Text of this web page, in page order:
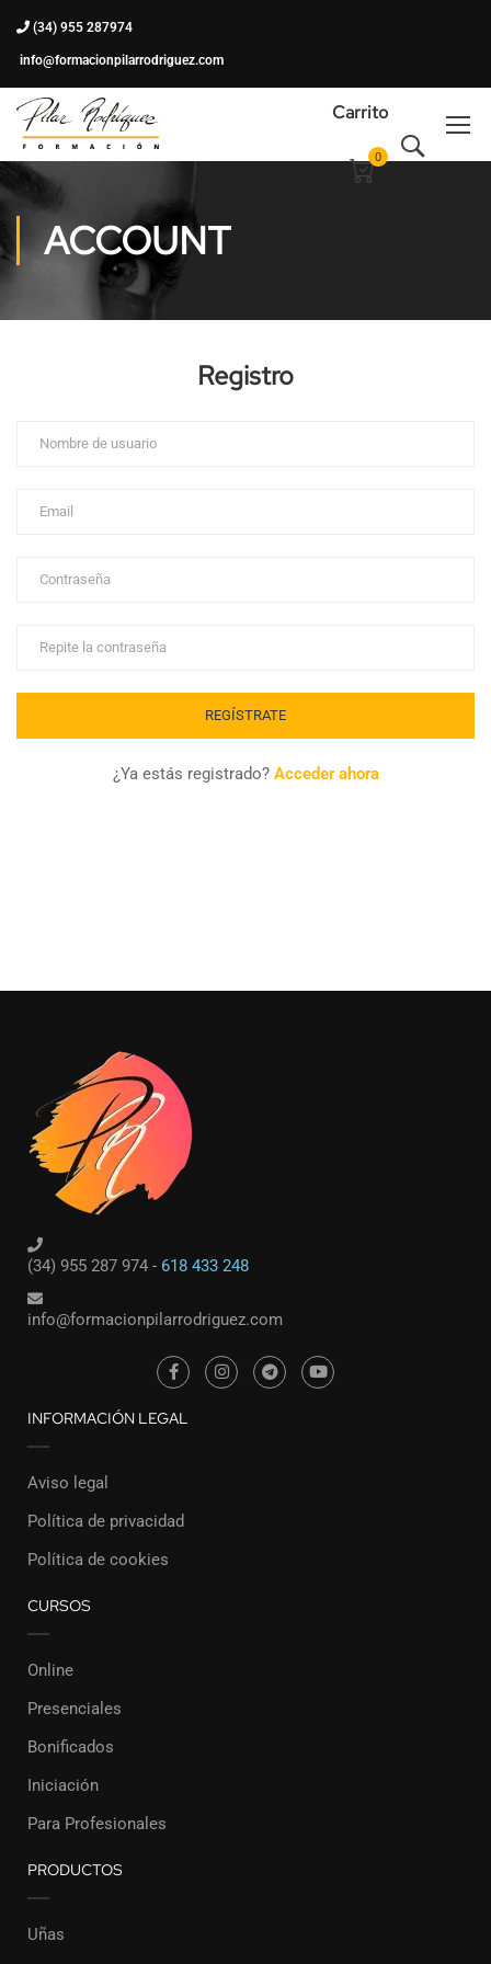
(34) 955 287974
info@formacionpilarrodriguez.com
Carrito
0
ACCOUNT
Registro
¿Ya estás registrado? Acceder ahora
(34) 955 287 974 - 618 433 248
info@formacionpilarrodriguez.com
INFORMACIÓN LEGAL
Aviso legal
Política de privacidad
Política de cookies
CURSOS
Online
Presenciales
Bonificados
Iniciación
Para Profesionales
PRODUCTOS
Uñas